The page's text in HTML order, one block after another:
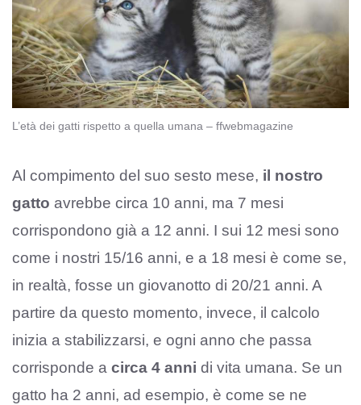
L’età dei gatti rispetto a quella umana – ffwebmagazine
Al compimento del suo sesto mese, il nostro
gatto avrebbe circa 10 anni, ma 7 mesi
corrispondono già a 12 anni. I sui 12 mesi sono
come i nostri 15/16 anni, e a 18 mesi è come se,
in realtà, fosse un giovanotto di 20/21 anni. A
partire da questo momento, invece, il calcolo
inizia a stabilizzarsi, e ogni anno che passa
corrisponde a circa 4 anni di vita umana. Se un
gatto ha 2 anni, ad esempio, è come se ne